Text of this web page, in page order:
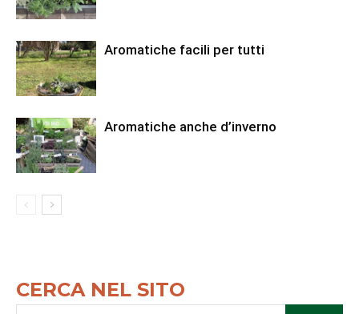
Aromatiche facili per tutti
Aromatiche anche d’inverno
CERCA NEL SITO